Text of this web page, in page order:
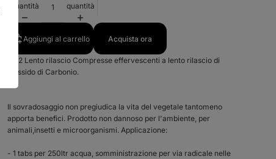
quantità
quantità
Aggiungi al carrello Acquista ora
CO2 Lento rilascio Compresse effervescenti a lento rilascio di
biossido di Carbonio.
Il sovradosaggio non pregiudica la vita del vegetale tantomeno
apporta benefici. Prodotto non dannoso per l'ambiente, per
animali,insetti e microorganismi. Applicazione:
- 1 tabs per 250ltr acqua, somministrazione per via radicale nelle